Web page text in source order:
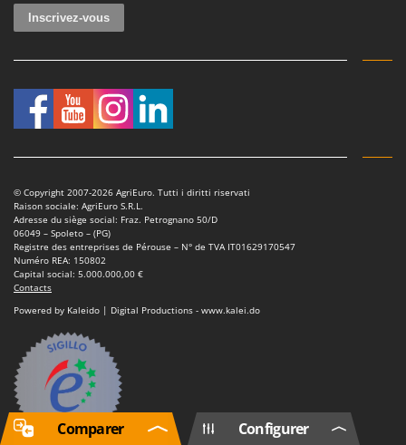
© Copyright 2007-2026 AgriEuro. Tutti i diritti riservati
Raison sociale: AgriEuro S.R.L.
Adresse du siège social: Fraz. Petrognano 50/D
06049 – Spoleto – (PG)
Registre des entreprises de Pérouse – N° de TVA IT01629170547
Numéro REA: 150802
Capital social: 5.000.000,00 €
Contacts
Powered by Kaleido | Digital Productions - www.kalei.do
Configurer
Comparer